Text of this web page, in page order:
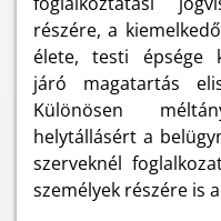
részére, a
élete, testi épsége
járó magatartás
Különösen
helytállásért a
szerveknél
személyek részére is